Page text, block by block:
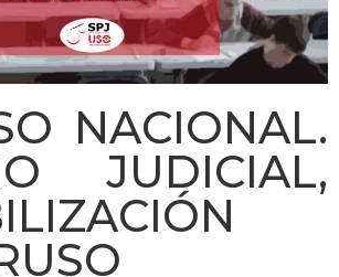
NACIONAL.
JUDICIAL,